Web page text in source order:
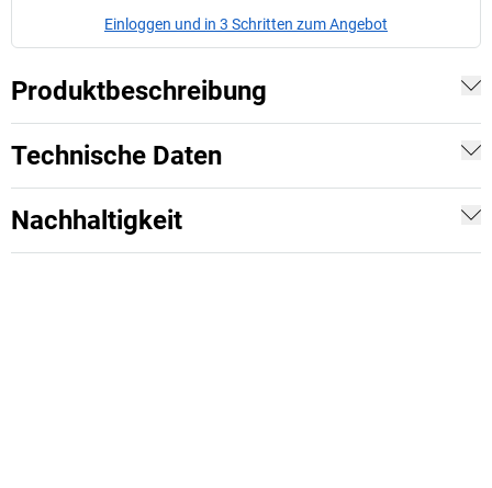
Einloggen und in 3 Schritten zum Angebot
Produktbeschreibung
Technische Daten
Nachhaltigkeit